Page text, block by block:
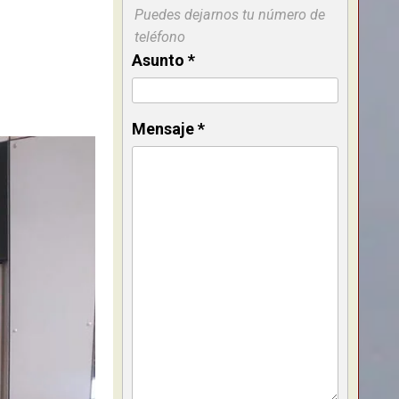
Puedes dejarnos tu número de
teléfono
Asunto*
Mensaje*